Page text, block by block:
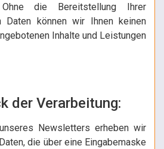
die Bereitstellung Ihrer
Daten können wir Ihnen keinen
Inhalte und Leistungen
der Verarbeitung:
Newsletters erheben wir
die über eine Eingabemaske